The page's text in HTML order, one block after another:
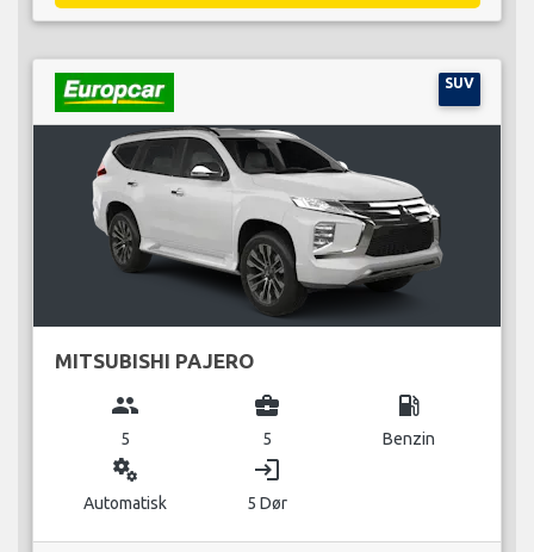
SUV
MITSUBISHI PAJERO
group
5
business_center
5
local_gas_station
Benzin
miscellaneous_services
Automatisk
login
5 Dør